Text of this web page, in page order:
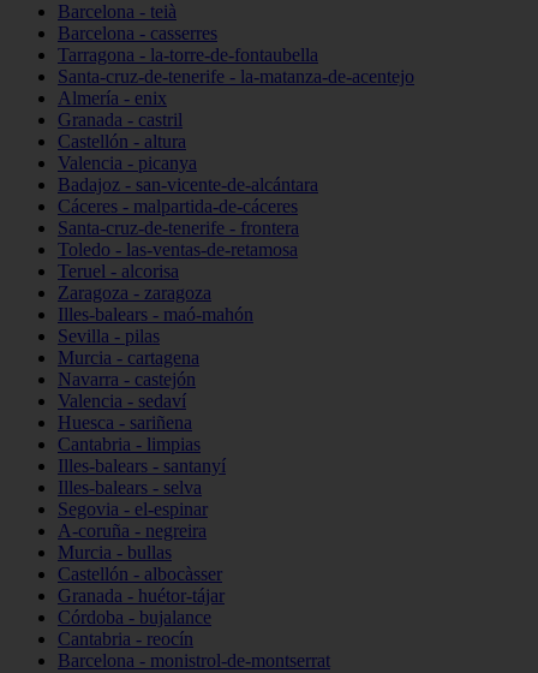
Barcelona - teià
Barcelona - casserres
Tarragona - la-torre-de-fontaubella
Santa-cruz-de-tenerife - la-matanza-de-acentejo
Almería - enix
Granada - castril
Castellón - altura
Valencia - picanya
Badajoz - san-vicente-de-alcántara
Cáceres - malpartida-de-cáceres
Santa-cruz-de-tenerife - frontera
Toledo - las-ventas-de-retamosa
Teruel - alcorisa
Zaragoza - zaragoza
Illes-balears - maó-mahón
Sevilla - pilas
Murcia - cartagena
Navarra - castejón
Valencia - sedaví
Huesca - sariñena
Cantabria - limpias
Illes-balears - santanyí
Illes-balears - selva
Segovia - el-espinar
A-coruña - negreira
Murcia - bullas
Castellón - albocàsser
Granada - huétor-tájar
Córdoba - bujalance
Cantabria - reocín
Barcelona - monistrol-de-montserrat